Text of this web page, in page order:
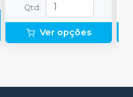
Qtd :
Ver opções